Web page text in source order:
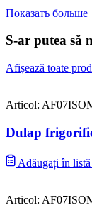
Показать больше
S-ar putea să
Afișează toate
Articol:
Dulap
Adăugați în listă
Articol: